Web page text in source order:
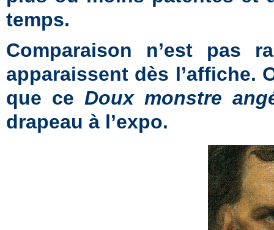
temps.
Comparaison n’est pas
apparaissent dès l’affiche.
que ceDoux monstre
drapeau à l’expo.